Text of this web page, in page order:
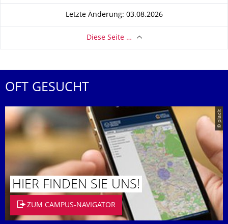
Letzte Änderung: 03.08.2026
Diese Seite …
OFT GESUCHT
© placit
HIER FINDEN SIE UNS!
ZUM CAMPUS-NAVIGATOR